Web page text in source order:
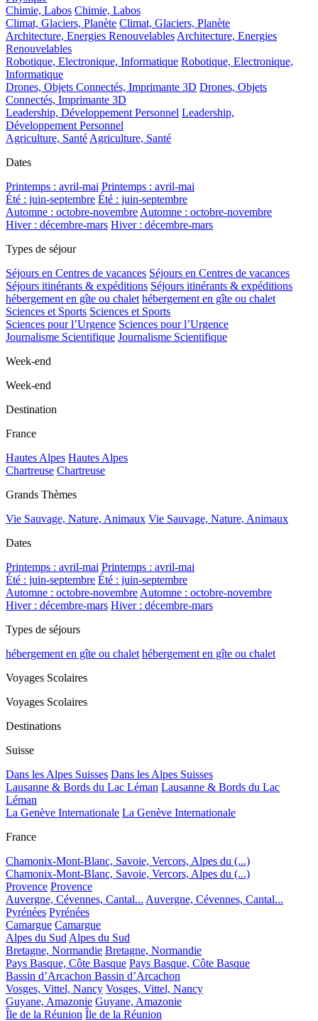
Chimie, Labos Chimie, Labos
Climat, Glaciers, Planète Climat, Glaciers, Planète
Architecture, Energies Renouvelables Architecture, Energies
Renouvelables
Robotique, Electronique, Informatique Robotique, Electronique,
Informatique
Drones, Objets Connectés, Imprimante 3D Drones, Objets
Connectés, Imprimante 3D
Leadership, Développement Personnel Leadership,
Développement Personnel
Agriculture, Santé Agriculture, Santé
Dates
Printemps : avril-mai Printemps : avril-mai
Été : juin-septembre Été : juin-septembre
Automne : octobre-novembre Automne : octobre-novembre
Hiver : décembre-mars Hiver : décembre-mars
Types de séjour
Séjours en Centres de vacances Séjours en Centres de vacances
Séjours itinérants & expéditions Séjours itinérants & expéditions
hébergement en gîte ou chalet hébergement en gîte ou chalet
Sciences et Sports Sciences et Sports
Sciences pour l’Urgence Sciences pour l’Urgence
Journalisme Scientifique Journalisme Scientifique
Week-end
Week-end
Destination
France
Hautes Alpes Hautes Alpes
Chartreuse Chartreuse
Grands Thèmes
Vie Sauvage, Nature, Animaux Vie Sauvage, Nature, Animaux
Dates
Printemps : avril-mai Printemps : avril-mai
Été : juin-septembre Été : juin-septembre
Automne : octobre-novembre Automne : octobre-novembre
Hiver : décembre-mars Hiver : décembre-mars
Types de séjours
hébergement en gîte ou chalet hébergement en gîte ou chalet
Voyages Scolaires
Voyages Scolaires
Destinations
Suisse
Dans les Alpes Suisses Dans les Alpes Suisses
Lausanne & Bords du Lac Léman Lausanne & Bords du Lac
Léman
La Genève Internationale La Genève Internationale
France
Chamonix-Mont-Blanc, Savoie, Vercors, Alpes du (...)
Chamonix-Mont-Blanc, Savoie, Vercors, Alpes du (...)
Provence Provence
Auvergne, Cévennes, Cantal... Auvergne, Cévennes, Cantal...
Pyrénées Pyrénées
Camargue Camargue
Alpes du Sud Alpes du Sud
Bretagne, Normandie Bretagne, Normandie
Pays Basque, Côte Basque Pays Basque, Côte Basque
Bassin d’Arcachon Bassin d’Arcachon
Vosges, Vittel, Nancy Vosges, Vittel, Nancy
Guyane, Amazonie Guyane, Amazonie
Île de la Réunion Île de la Réunion